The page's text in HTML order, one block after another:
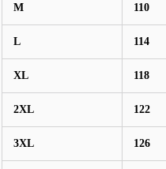
M 110
L 114
XL 118
2XL 122
3XL 126